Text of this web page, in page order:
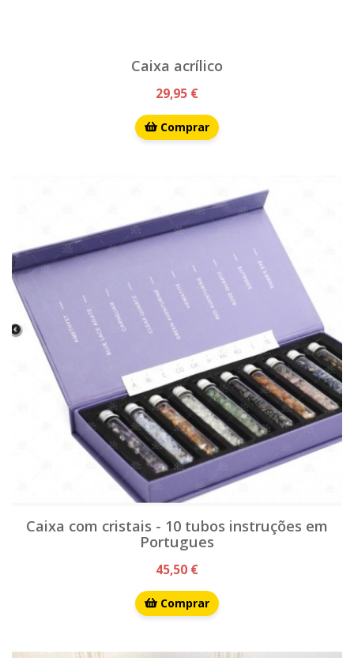
Caixa acrílico
29,95 €
Comprar
Caixa com cristais - 10 tubos instruções em
Portugues
45,50 €
Comprar